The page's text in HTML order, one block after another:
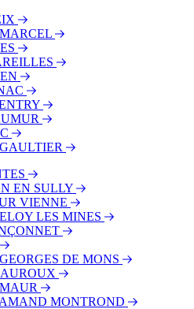
EN SULLY
VIENNE
LES MINES
DE MONS
AMAND MONTROND